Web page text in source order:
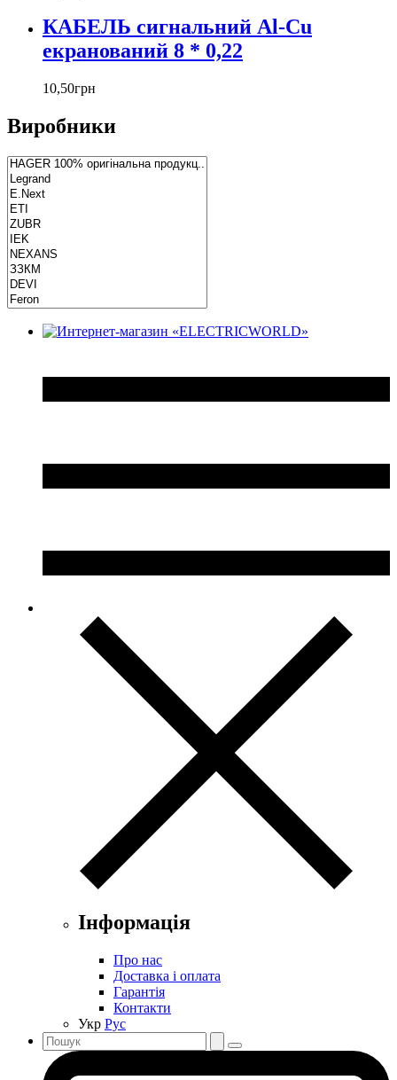
КАБЕЛЬ сигнальний Al-Cu
екранований 8 * 0,22
10,50грн
Виробники
Інформація
Про нас
Доставка і оплата
Гарантія
Контакти
Укр Рус